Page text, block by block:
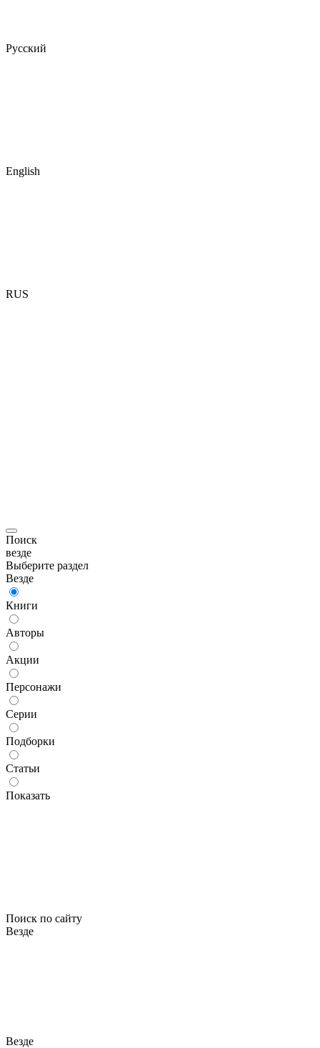
Русский
English
RUS
Поиск
везде
Выберите раздел
Везде
Книги
Авторы
Акции
Персонажи
Серии
Подборки
Статьи
Показать
Поиск по сайту
Везде
Везде